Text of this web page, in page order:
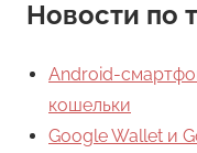
Новости по
Android-
кошельки
Google Wallet и